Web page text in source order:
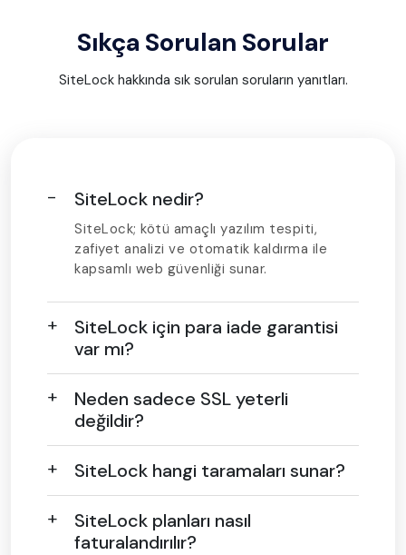
Sıkça Sorulan Sorular
SiteLock hakkında sık sorulan soruların yanıtları.
SiteLock nedir?
SiteLock; kötü amaçlı yazılım tespiti,
zafiyet analizi ve otomatik kaldırma ile
kapsamlı web güvenliği sunar.
SiteLock için para iade garantisi
var mı?
Neden sadece SSL yeterli
değildir?
SiteLock hangi taramaları sunar?
SiteLock planları nasıl
faturalandırılır?